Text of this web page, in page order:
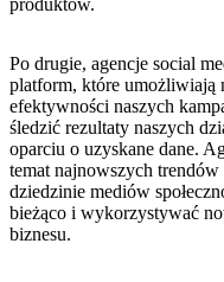
produktów.
Po drugie, agencje social
platform, ​które ⁢umożliwiają
efektywności naszych
śledzić rezultaty naszych
oparciu o uzyskane dane.
⁣temat najnowszych
dziedzinie ⁣mediów
bieżąco i wykorzystywać​
biznesu.